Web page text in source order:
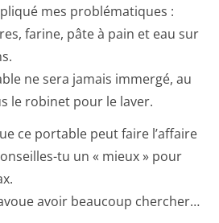
mes problématiques :
farine, pâte à pain et eau sur
ne sera jamais immergé, au
le robinet pour le laver.
ce portable peut faire l’affaire
tu un « mieux » pour
avoir beaucoup chercher…